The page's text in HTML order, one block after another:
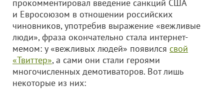
прокомментировал введение санкций США
и Евросоюзом в отношении российских
чиновников, употребив выражение «вежливые
люди», фраза окончательно стала интернет-
мемом: у «вежливых людей» появился свой
«Твиттер», а сами они стали героями
многочисленных демотиваторов. Вот лишь
некоторые из них: